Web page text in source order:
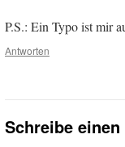
P.S.: Ein Typo ist mir
Antworten
Schreibe